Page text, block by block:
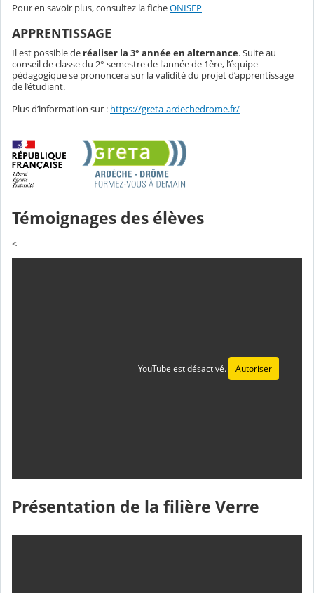
Pour en savoir plus, consultez la ficheONISEP
APPRENTISSAGE
Il est possible de réaliser la 3° année en alternance. Suite au
conseil de classe du 2° semestre de l'année de 1ère, l’équipe
pédagogique se prononcera sur la validité du projet d’apprentissage
de l’étudiant.
Plus d’information sur : https://greta-ardechedrome.fr/
Témoignages des élèves
<
YouTube est désactivé. Autoriser
Présentation de la filière Verre